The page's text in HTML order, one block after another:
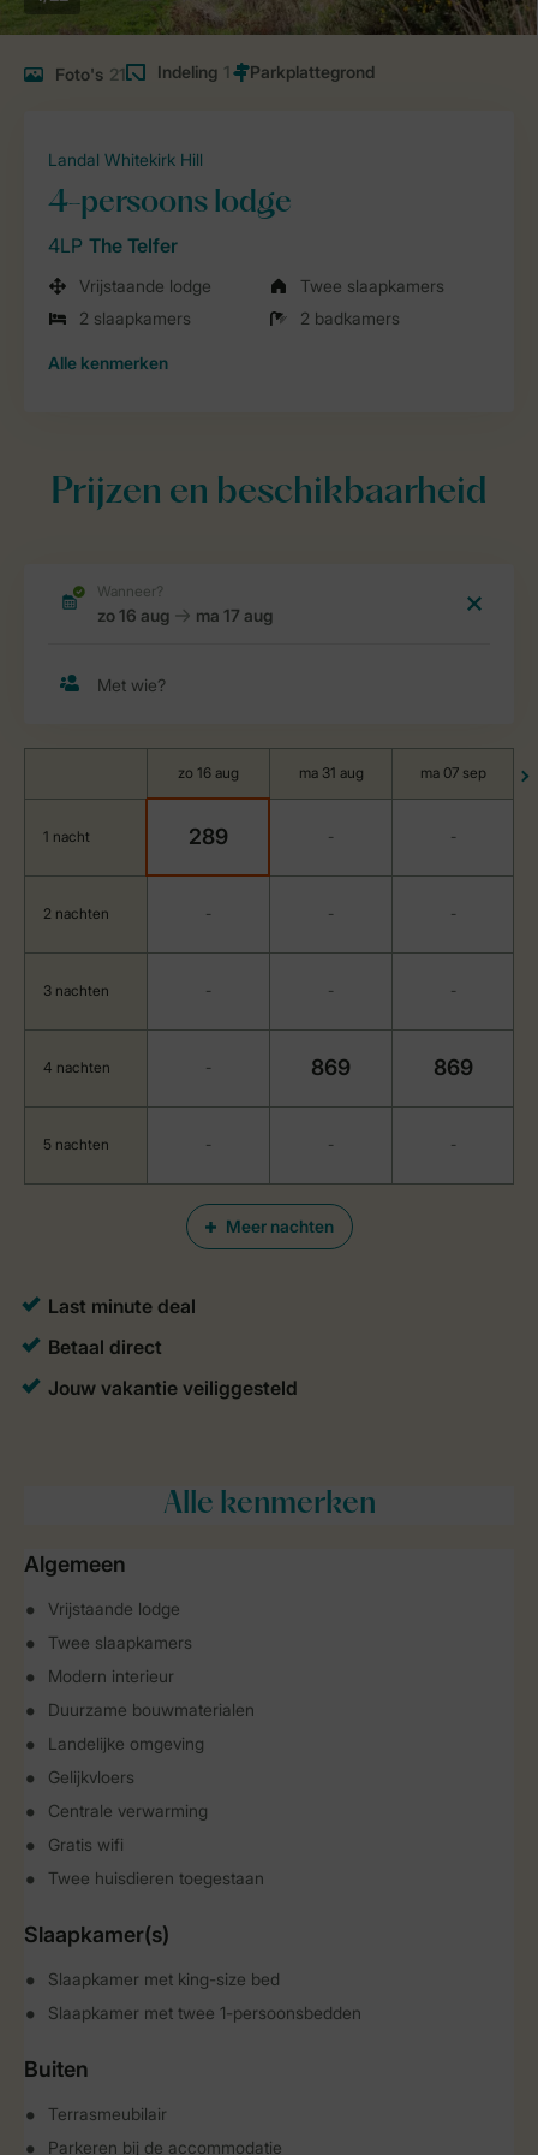
Foto's 21 Indeling 1
Landal Whitekirk Hill
4-persoons lodge
4LP The Telfer
Vrijstaande lodge
Twee slaapkamers
2 slaapkamers
2 badkamers
Alle kenmerken
Prijzen en beschikbaarheid
Meer nachten
zo 16 aug ma 31 aug ma 07 sep
1 nacht 289 - -
2 nachten - - -
3 nachten - - -
4 nachten - 869 869
5 nachten - - -
Alle kenmerken
Algemeen
Vrijstaande lodge
Twee slaapkamers
Modern interieur
Duurzame bouwmaterialen
Landelijke omgeving
Gelijkvloers
Centrale verwarming
Gratis wifi
Twee huisdieren toegestaan
Slaapkamer(s)
Slaapkamer met king-size bed
Slaapkamer met twee 1-persoonsbedden
Buiten
Terrasmeubilair
Parkeren bij de accommodatie